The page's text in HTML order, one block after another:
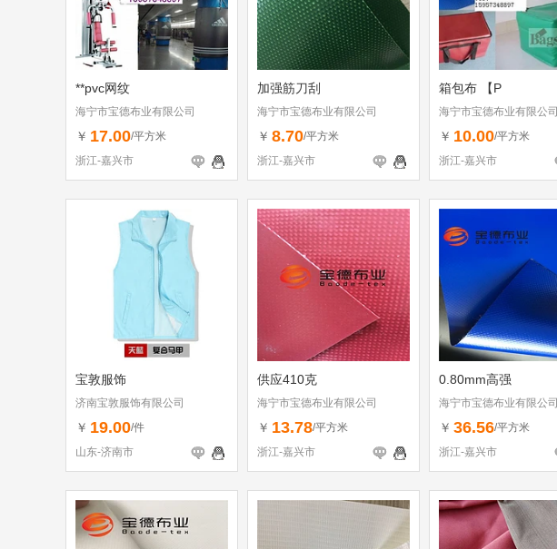
**pvc网纹
海宁市宝德布业有限公司
￥ 17.00/平方米
浙江-嘉兴市
加强筋刀刮
海宁市宝德布业有限公司
￥ 8.70/平方米
浙江-嘉兴市
箱包布 【P
海宁市宝德布业有限公司
￥ 10.00/平方米
浙江-嘉兴市
宝敦服饰
济南宝敦服饰有限公司
￥ 19.00/件
山东-济南市
供应410克
海宁市宝德布业有限公司
￥ 13.78/平方米
浙江-嘉兴市
0.80mm高强
海宁市宝德布业有限公司
￥ 36.56/平方米
浙江-嘉兴市